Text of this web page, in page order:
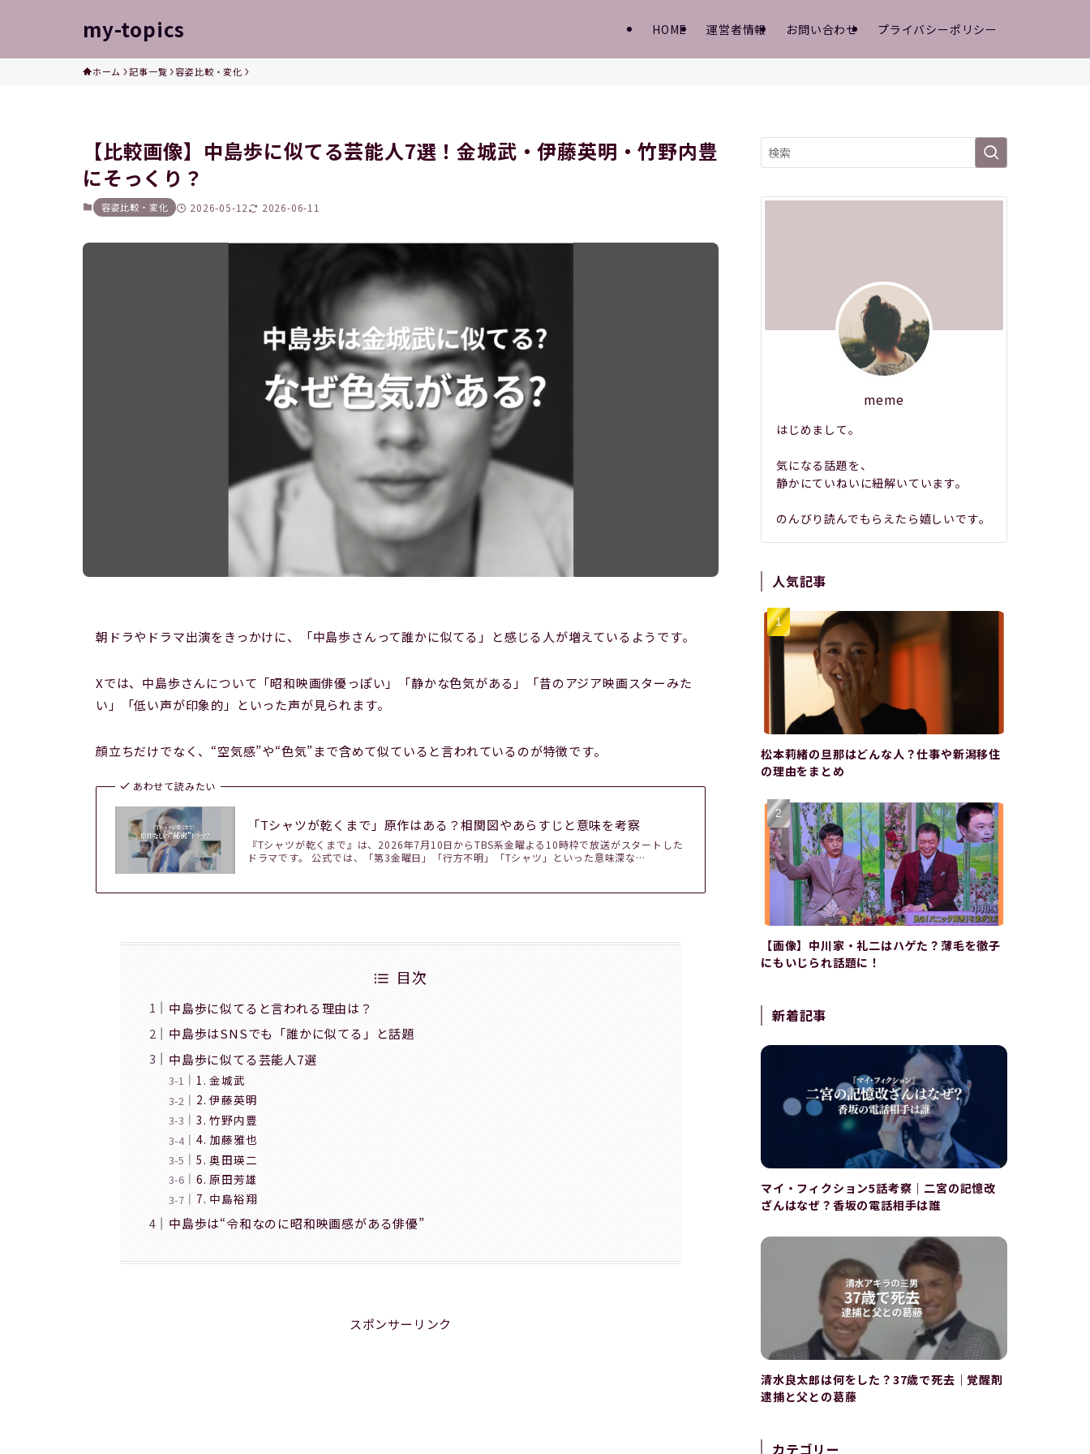
my-topics HOME 運営者情報 お問い合わせ プライバシーポリシー
ホーム 記事一覧 容姿比較・変化
【比較画像】中島歩に似てる芸能人7選！金城武・伊藤英明・竹野内豊
にそっくり？
容姿比較・変化 2026-05-12 2026-06-11
朝ドラやドラマ出演をきっかけに、「中島歩さんって誰かに似てる」と感じる人が増えているようです。
Xでは、中島歩さんについて「昭和映画俳優っぽい」「静かな色気がある」「昔のアジア映画スターみた
い」「低い声が印象的」といった声が見られます。
顔立ちだけでなく、“空気感”や“色気”まで含めて似ていると言われているのが特徴です。
あわせて読みたい
「Tシャツが乾くまで」原作はある？相関図やあらすじと意味を考察
『Tシャツが乾くまで』は、2026年7月10日からTBS系金曜よる10時枠で放送がスタートした
ドラマです。 公式では、「第3金曜日」「行方不明」「Tシャツ」といった意味深な…
目次
中島歩に似てると言われる理由は？
中島歩はSNSでも「誰かに似てる」と話題
中島歩に似てる芸能人7選
1. 金城武
2. 伊藤英明
3. 竹野内豊
4. 加藤雅也
5. 奥田瑛二
6. 原田芳雄
7. 中島裕翔
中島歩は“令和なのに昭和映画感がある俳優”
スポンサーリンク
meme
はじめまして。
気になる話題を、
静かにていねいに紐解いています。
のんびり読んでもらえたら嬉しいです。
人気記事
松本莉緒の旦那はどんな人？仕事や新潟移住
の理由をまとめ
【画像】中川家・礼二はハゲた？薄毛を徹子
にもいじられ話題に！
新着記事
マイ・フィクション5話考察｜二宮の記憶改
ざんはなぜ？香坂の電話相手は誰
清水良太郎は何をした？37歳で死去｜覚醒剤
逮捕と父との葛藤
カテゴリー